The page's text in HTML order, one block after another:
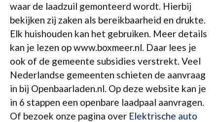
waar de laadzuil gemonteerd wordt. Hierbij
bekijken zij zaken als bereikbaarheid en drukte.
Elk huishouden kan het gebruiken. Meer details
kan je lezen op www.boxmeer.nl. Daar lees je
ook of de gemeente subsidies verstrekt. Veel
Nederlandse gemeenten schieten de aanvraag
in bij Openbaarladen.nl. Op deze website kan je
in 6 stappen een openbare laadpaal aanvragen.
Of bezoek onze pagina over Elektrische auto